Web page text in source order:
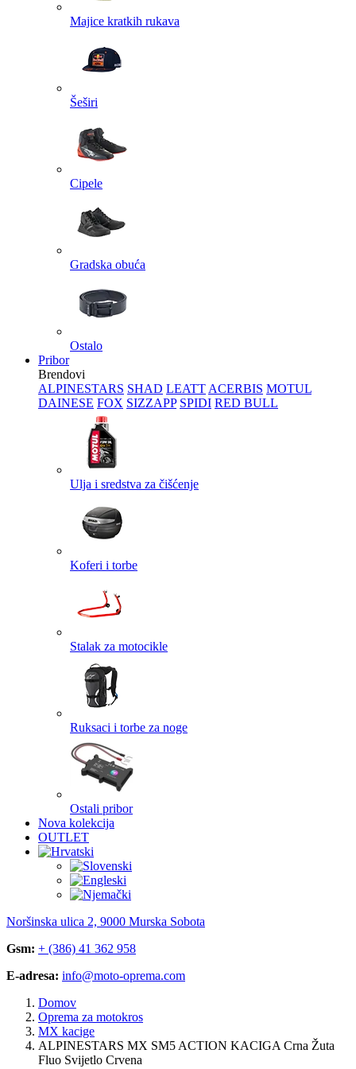
Majice kratkih rukava
Šeširi
Cipele
Gradska obuća
Ostalo
Pribor
Brendovi
ALPINESTARS SHAD LEATT ACERBIS MOTUL
DAINESE FOX SIZZAPP SPIDI RED BULL
Ulja i sredstva za čišćenje
Koferi i torbe
Stalak za motocikle
Ruksaci i torbe za noge
Ostali pribor
Nova kolekcija
OUTLET
Noršinska ulica 2, 9000 Murska Sobota
Gsm: + (386) 41 362 958
E-adresa: info@moto-oprema.com
Domov
Oprema za motokros
MX kacige
ALPINESTARS MX SM5 ACTION KACIGA Crna Žuta
Fluo Svijetlo Crvena